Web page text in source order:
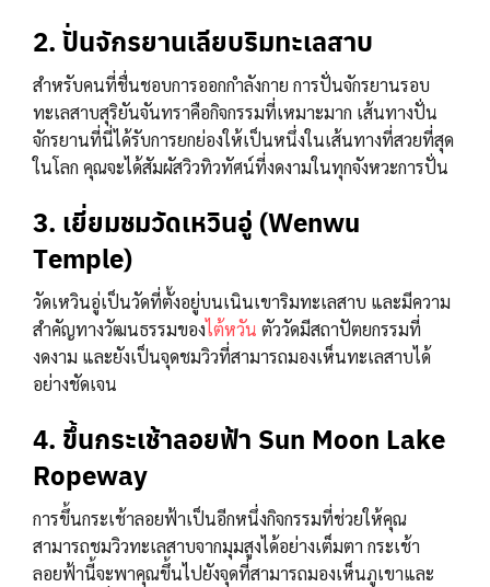
2. ปั่นจักรยานเลียบริมทะเลสาบ
สำหรับคนที่ชื่นชอบการออกกำลังกาย การปั่นจักรยานรอบ
ทะเลสาบสุริยันจันทราคือกิจกรรมที่เหมาะมาก เส้นทางปั่น
จักรยานที่นี่ได้รับการยกย่องให้เป็นหนึ่งในเส้นทางที่สวยที่สุด
ในโลก คุณจะได้สัมผัสวิวทิวทัศน์ที่งดงามในทุกจังหวะการปั่น
3. เยี่ยมชมวัดเหวินอู่ (Wenwu
Temple)
วัดเหวินอู่เป็นวัดที่ตั้งอยู่บนเนินเขาริมทะเลสาบ และมีความ
สำคัญทางวัฒนธรรมของไต้หวัน ตัววัดมีสถาปัตยกรรมที่
งดงาม และยังเป็นจุดชมวิวที่สามารถมองเห็นทะเลสาบได้
อย่างชัดเจน
4. ขึ้นกระเช้าลอยฟ้า Sun Moon Lake
Ropeway
การขึ้นกระเช้าลอยฟ้าเป็นอีกหนึ่งกิจกรรมที่ช่วยให้คุณ
สามารถชมวิวทะเลสาบจากมุมสูงได้อย่างเต็มตา กระเช้า
ลอยฟ้านี้จะพาคุณขึ้นไปยังจุดที่สามารถมองเห็นภูเขาและ